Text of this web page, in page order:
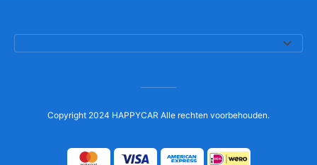
Copyright 2024 HAPPYCAR Alle rechten voorbehouden.